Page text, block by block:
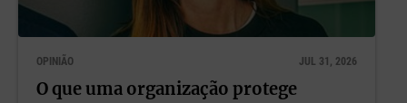
OPINIÃO JUL 31, 2026
O que uma organização protege